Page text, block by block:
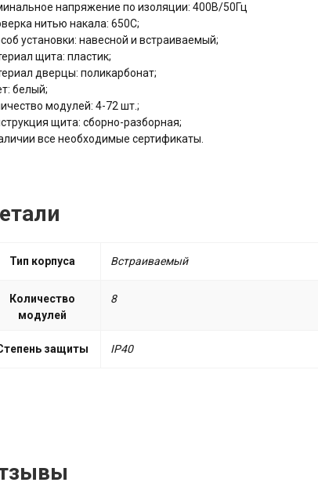
напряжение по изоляции: 400В/50Гц
нитью накала: 650С;
установки: навесной и встраиваемый;
щита: пластик;
дверцы: поликарбонат;
белый;
модулей: 4-72 шт.;
щита: сборно-разборная;
все необходимые сертификаты.
Тип корпуса Встраиваемый
Количество
модулей
8
защиты IP40